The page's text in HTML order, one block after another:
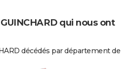
qui nous ont
décédés par département de